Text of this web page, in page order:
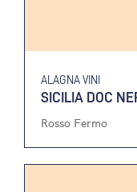
ALAGNA VINI
SICILIA DOC
Rosso Fermo